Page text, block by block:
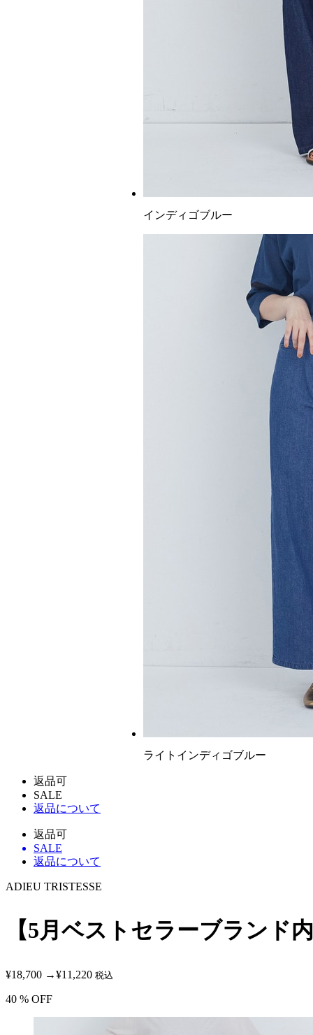
インディゴブルー
ライトインディゴブルー
返品可
SALE
返品について
返品可
SALE
返品について
ADIEU TRISTESSE
【5月ベストセラーブランド
¥18,700 →¥11,220 税込
40 % OFF